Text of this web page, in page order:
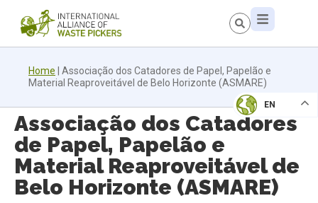
Home
Associação dos Catadores de Papel, Papelão e
Material Reaproveitável de Belo Horizonte (ASMARE)
EN
Associação dos Catadores
de Papel, Papelão e
Material Reaproveitável de
Belo Horizonte (ASMARE)